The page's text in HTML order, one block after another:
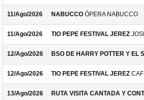
11/Ago/2026 NABUCCO ÓPERA NABUCCO
11/Ago/2026 TIO PEPE FESTIVAL JEREZ
12/Ago/2026 BSO DE HARRY POTTER Y EL
12/Ago/2026 TIO PEPE FESTIVAL JEREZ
13/Ago/2026 RUTA VISITA CANTADA Y